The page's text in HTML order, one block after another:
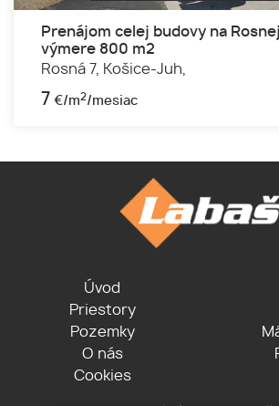
Prenájom celej budovy na
výmere 800 m2
Rosná 7, Košice-Juh,
7 €/m2/mesiac
Úvod
Priestory
Pozemky
O nás
Cookies